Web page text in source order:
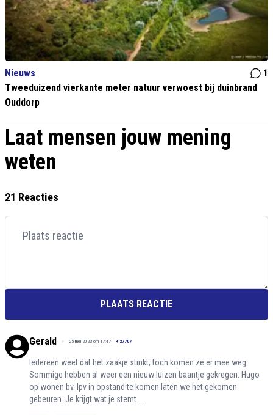
Nieuws
1
Tweeduizend vierkante meter natuur verwoest bij duinbrand
Ouddorp
Laat mensen jouw mening
weten
21 Reacties
PLAATS REACTIE
Gerald 25 mei 2023 om 17:47 + 27707
Iedereen weet dat het zaakje stinkt, toch komen ze er mee weg.
Sommige hebben al weer een nieuw luizen baantje gekregen. Hugo
op wonen bv. Ipv in opstand te komen laten we het gekomen
gebeuren. Je krijgt wat je stemt …..